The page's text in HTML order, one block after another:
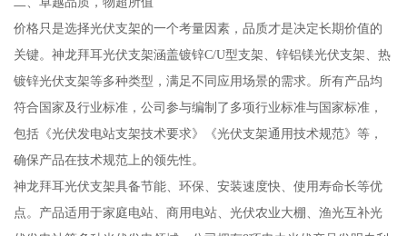
价格只是选择光伏支架的一个考量因素，品质才是决定长期价值的
关键。神龙拜耳光伏支架涵盖镀锌C/U型支架、锌铝镁光伏支架、热
镀锌光伏支架等多种类型，满足不同应用场景的需求。所有产品均
符合国家及行业标准，公司参与编制了多项行业标准与国家标准，
包括《光伏发电站支架技术要求》《光伏支架通用技术规范》等，
确保产品在技术规范上的领先性。
神龙拜耳光伏支架具备节能、环保、安装速度快、使用寿命长等优
点。产品适用于家庭电站、商用电站、光伏农业大棚、渔光互补光